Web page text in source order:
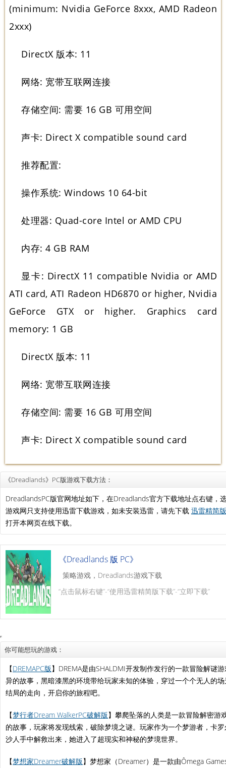
(minimum: Nvidia GeForce 8xxx, AMD Radeon
2xxx)
DirectX 版本: 11
网络: 宽带互联网连接
存储空间: 需要 16 GB 可用空间
声卡: Direct X compatible sound card
推荐配置:
操作系统: Windows 10 64-bit
处理器: Quad-core Intel or AMD CPU
内存: 4 GB RAM
显卡: DirectX 11 compatible Nvidia or AMD
ATI card, ATI Radeon HD6870 or higher, Nvidia
GeForce GTX or higher. Graphics card
memory: 1 GB
DirectX 版本: 11
网络: 宽带互联网连接
存储空间: 需要 16 GB 可用空间
声卡: Direct X compatible sound card
《Dreadlands》PC版游戏下载方法：
DreadlandsPC版官网地址如下，在Dreadlands官方下载地址点右键，
游戏网只支持使用迅雷下载游戏，如未安装迅雷，请先下载 迅雷精简
打开本网页在线下载。
《Dreadlands 版 PC》
策略游戏，Dreadlands游戏下载
“点击鼠标右键”-“使用迅雷精简版下载”-“立即下载”
你可能想玩的游戏：
【DREMAPC版】DREMA是由SHALDMI开发制作发行的一款冒险解谜
异的故事，黑暗漆黑的环境带给玩家未知的体验，穿过一个个无人的
结局的走向，开启你的旅程吧。
【梦行者Dream WalkerPC破解版】攀爬坠落的人类是一款冒险解密游
的故事，玩家将发现线索，破除梦境之谜。玩家作为一个梦游者，
沙人手中解救出来，她进入了超现实和神秘的梦境世界。
【梦想家Dreamer破解版】梦想家（Dreamer）是一款由Ômega